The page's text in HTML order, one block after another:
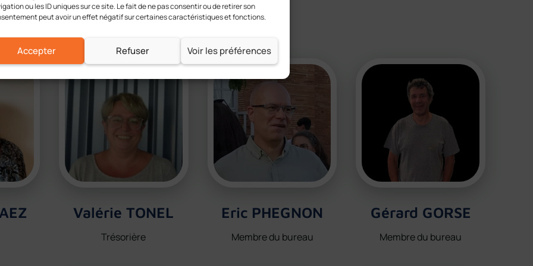
ou les ID uniques sur ce site. Le fait de ne pas consentir ou de retirer son
peut avoir un effet négatif sur certaines caractéristiques et fonctions.
Accepter Refuser Voir les préférences
Notre équipe de champions !
Valérie TONEL
Trésorière
Eric PHEGNON
Membre du bureau
Gérard GORSE
Membre du bureau